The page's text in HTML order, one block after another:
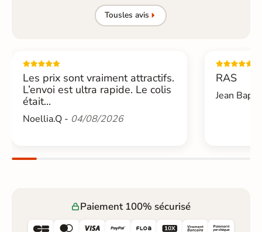
Tousles avis
Les prix sont vraiment attractifs.
L’envoi est ultra rapide. Le colis
était...
Noellia.Q - 04/08/2026
RAS
Jean
Paiement 100% sécurisé
     